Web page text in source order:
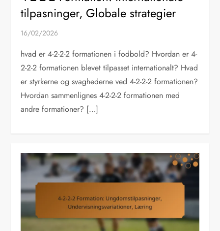
tilpasninger, Globale strategier
16/02/2026
hvad er 4-2-2-2 formationen i fodbold? Hvordan er 4-
2-2-2 formationen blevet tilpasset internationalt? Hvad
er styrkerne og svaghederne ved 4-2-2-2 formationen?
Hvordan sammenlignes 4-2-2-2 formationen med
andre formationer? […]